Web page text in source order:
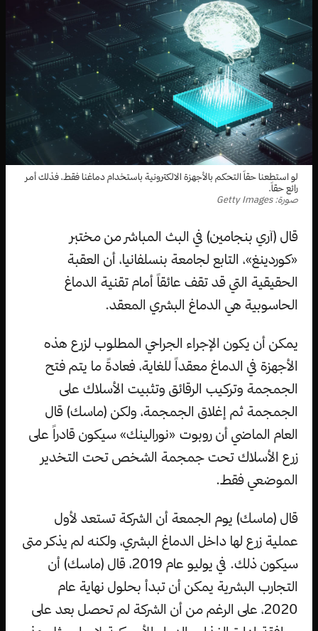
لو استطعنا حقاً التحكم بالأجهزة الالكترونية باستخدام دماغنا فقط، فذلك أمر
رائع حقاً.
صورة: Getty Images
قال (آري بنجامين) في البث المباشر من مختبر
«كوردينغ»، التابع لجامعة بنسلفانيا، أن العقبة
الحقيقية التي قد تقف عائقاً أمام تقنية الدماغ
الحاسوبية هي الدماغ البشري المعقد.
يمكن أن يكون الإجراء الجراحي المطلوب لزرع هذه
الأجهزة في الدماغ معقداً للغاية، فعادةً ما يتم فتح
الجمجمة وتركيب الرقائق وتثبيت الأسلاك على
الجمجمة ثم إغلاق الجمجمة، ولكن (ماسك) قال
العام الماضي أن روبوت «نورالينك» سيكون قادراً على
زرع الأسلاك تحت جمجمة الشخص تحت التخدير
الموضعي فقط.
قال (ماسك) يوم الجمعة أن الشركة تستعد لأول
عملية زرع لها داخل الدماغ البشري، ولكنه لم يذكر متى
سيكون ذلك. في يوليو عام 2019، قال (ماسك) أن
التجارب البشرية يمكن أن تبدأ بحلول نهاية عام
2020، على الرغم من أن الشركة لم تحصل بعد على